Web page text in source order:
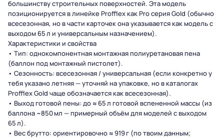
большинству строительных поверхностей. Эта модель
позиционируется в линейке Profflex как Pro серия Gold (обычно
всесезонная, но в части карточек она указывается как модель с
выходом 65 л и универсальным назначением).
Характеристики и свойства
• Тип: однокомпонентная монтажная полиуретановая пена
(баллон под монтажный пистолет).
• Сезонность: всесезонная / универсальная (если конкретно у
тебя указано летняя — уточняй на упаковке, но в каталогах
Profflex Gold чаще обозначается как всесезонная).
• Выход готовой пены: до ≈ 65 л готовой вспененной массы (из
баллона ~850 мл — примерный объём для моделей с выходом
65 л).
• Вес брутто: ориентировочно ≈ 919 г (по твоим данным;